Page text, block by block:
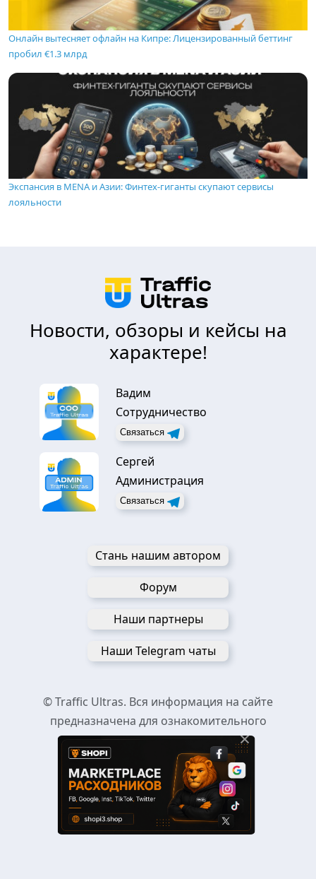
Онлайн вытесняет офлайн на Кипре: Лицензированный беттинг
пробил €1.3 млрд
Экспансия в MENA и Азии: Финтех-гиганты скупают сервисы
лояльности
Новости, обзоры и кейсы на
характере!
Вадим
Сотрудничество
Связаться
Сергей
Администрация
Связаться
Стань нашим автором
Форум
Наши партнеры
Наши Telegram чаты
© Traffic Ultras. Вся информация на сайте
предназначена для ознакомительного
пользования.
×